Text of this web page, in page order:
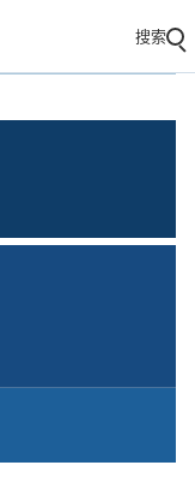
搜索